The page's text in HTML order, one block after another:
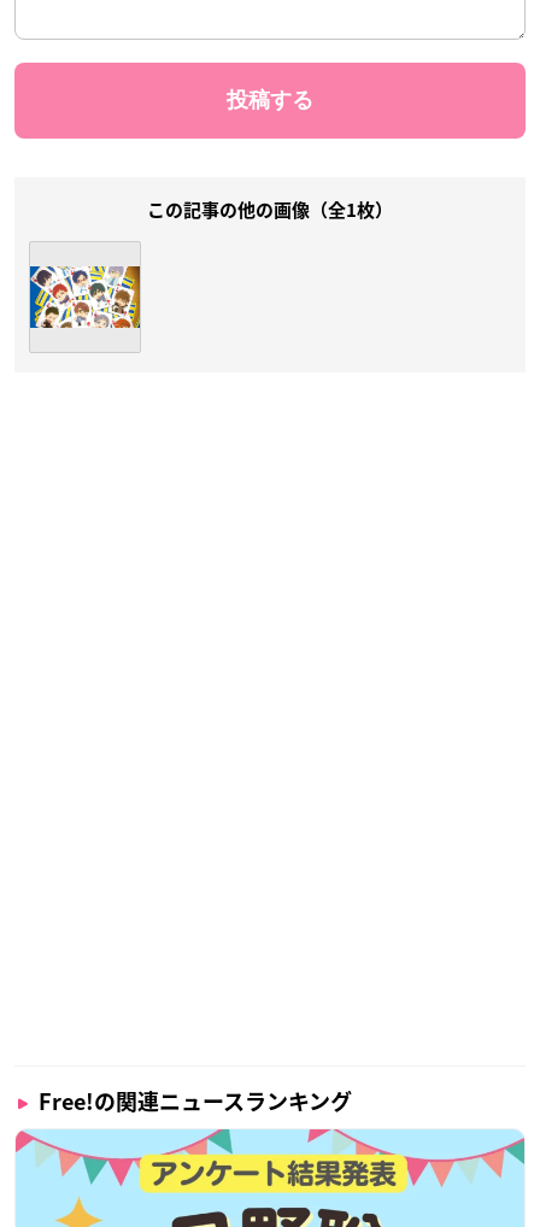
この記事の他の画像（全1枚）
Free!の関連ニュースランキング